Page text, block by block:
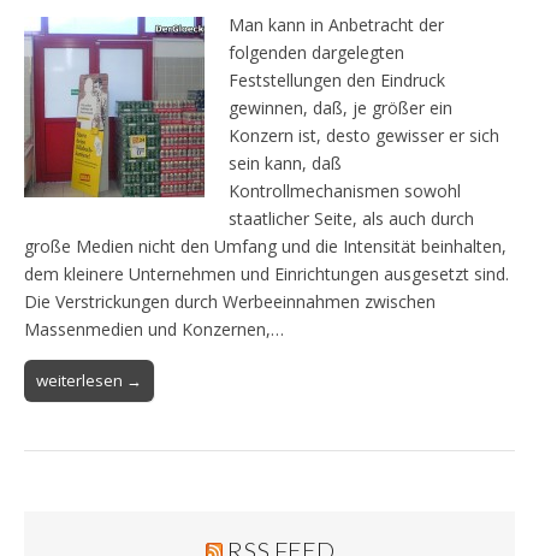
Man kann in Anbetracht der
folgenden dargelegten
Feststellungen den Eindruck
gewinnen, daß, je größer ein
Konzern ist, desto gewisser er sich
sein kann, daß
Kontrollmechanismen sowohl
staatlicher Seite, als auch durch
große Medien nicht den Umfang und die Intensität beinhalten,
dem kleinere Unternehmen und Einrichtungen ausgesetzt sind.
Die Verstrickungen durch Werbeeinnahmen zwischen
Massenmedien und Konzernen,…
weiterlesen →